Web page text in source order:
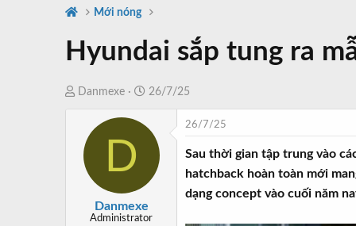
Mới nóng
Hyundai sắp tung ra
T
Danmexe
N
à
ắ
đ
26/7/25
D
Danmexe
Administrator
26/7/25
Sau thời gian tập trung vào
hatchback hoàn toàn mới
dạng concept vào cuối năm